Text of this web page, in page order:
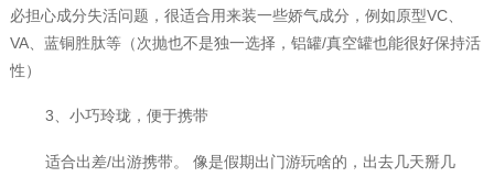
必担心成分失活问题，很适合用来装一些娇气成分，例如原型VC、
VA、蓝铜胜肽等（次抛也不是独一选择，铝罐/真空罐也能很好保持活
性）
3、小巧玲珑，便于携带
适合出差/出游携带。 像是假期出门游玩啥的，出去几天掰几